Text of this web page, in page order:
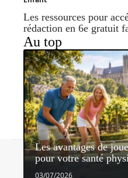
Les ressources pour
rédaction en 6e gratuit
Au top
Les avantages de
pour votre santé
03/07/2026
Contact